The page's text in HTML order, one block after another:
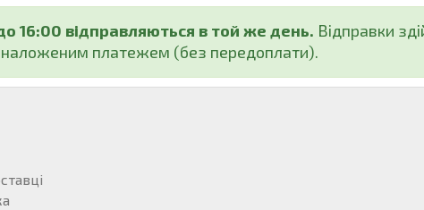
16:00 відправляються в той же день. Відправки
наложеним платежем (без передоплати).